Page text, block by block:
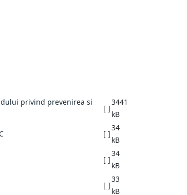
privind prevenirea si
[ ]
3441
kB
[ ]
34
kB
[ ]
34
kB
[ ]
33
kB